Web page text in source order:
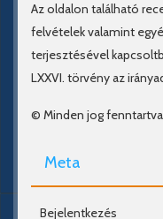
Az oldalon található
felvételek valamint
terjesztésével
LXXVI. törvény az
© Minden jog
Meta
Bejelentkezés